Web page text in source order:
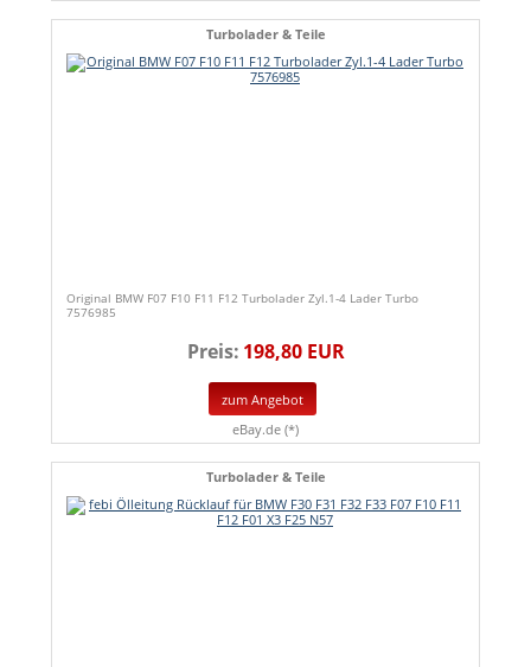
Turbolader & Teile
Original BMW F07 F10 F11 F12 Turbolader Zyl.1-4 Lader Turbo
7576985
Preis: 198,80 EUR
zum Angebot
eBay.de (*)
Turbolader & Teile